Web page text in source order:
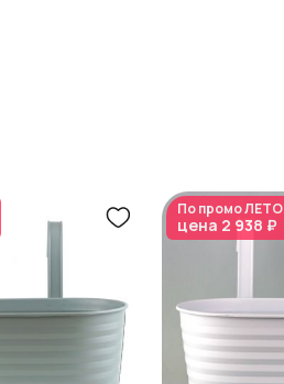
По промоЛЕТО
цена 2 938 ₽